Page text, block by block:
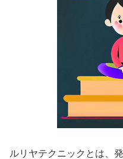
ルリヤテクニックとは、